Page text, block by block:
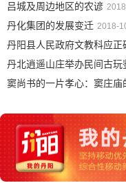
吕城及周边地区的农谚
丹化集团的发展变迁 2018-
丹阳县人民政府文教科应正
丹北逍遥山庄举办民间古玩
窦尚书的一片孝心：窦庄庙